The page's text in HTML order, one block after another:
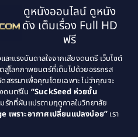
คลาสสิก(25)
ลาสสิก(134)
ลาสสิก(21)
ตลก(515)
ตลก(46)
1994
1992
1988
1986
1984
1982
ดูหนังออนไลน์ ดูหนัง
ดัง เต็มเรื่อง Full HD
ฟรี
แรงบันดาลใจจากเสียงดนตรี เว็บไซต์
สู่โลกภาพยนตร์ที่เต็มไปด้วยอรรถรส
สรรมาเพื่อคุณโดยเฉพาะ ไม่ว่าคุณจะ
ดนตรีใน “SuckSeed ห่วยขั้น
รักที่ผันแปรตามฤดูกาลในวิทยาลัย
เพราะอากาศเปลี่ยนแปลงบ่อย” เรา